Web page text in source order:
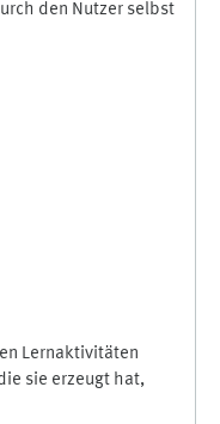
den Nutzer selbst
Lernaktivitäten
sie erzeugt hat,